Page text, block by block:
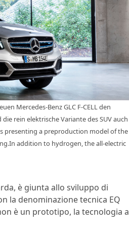
Mercedes-Benz GLC F-CELL den
rein elektrische Variante des SUV auch
presenting a preproduction model of the
addition to hydrogen, the all-electric
è giunta allo sviluppo di
la denominazione tecnica EQ
è un prototipo, la tecnologia a